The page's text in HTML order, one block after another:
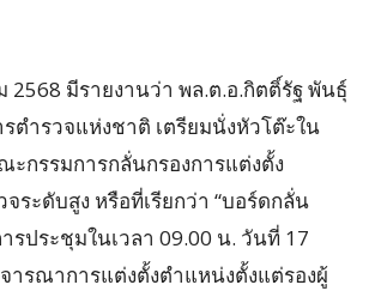
2568 มีรายงานว่า พล.ต.อ.กิตติ์รัฐ พันธุ์
ตำรวจแห่งชาติ เตรียมนั่งหัวโต๊ะใน
กรรมการกลั่นกรองการแต่งตั้ง
ระดับสูง หรือที่เรียกว่า “บอร์ดกลั่น
รประชุมในเวลา 09.00 น. วันที่ 17
ารณาการแต่งตั้งตำแหน่งตั้งแต่รองผู้